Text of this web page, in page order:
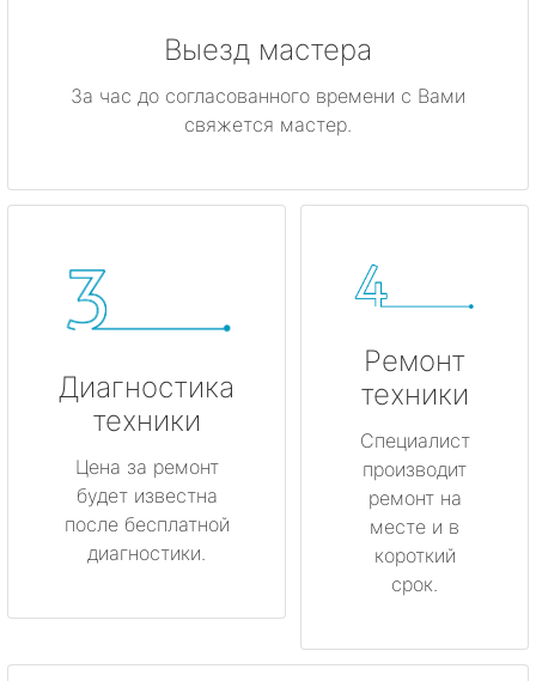
Выезд мастера
За час до согласованного времени с Вами
свяжется мастер.
Диагностика
техники
Цена за ремонт
будет известна
после бесплатной
диагностики.
Ремонт
техники
Специалист
производит
ремонт на
месте и в
короткий
срок.